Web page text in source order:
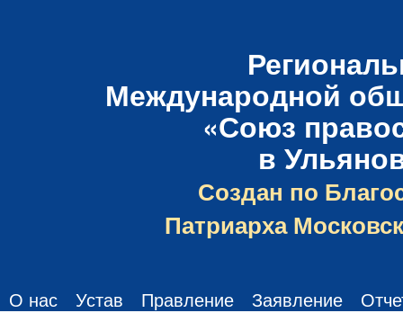
Международной
«Союз
в
Создан по
Патриарха
О нас Устав Правление Заявление